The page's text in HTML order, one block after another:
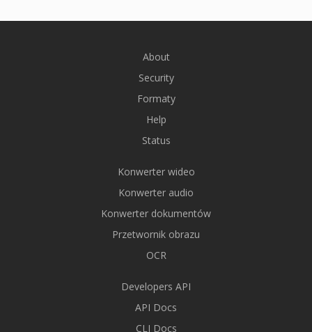
About
Security
Formaty
Help
Status
Konwerter wideo
Konwerter audio
Konwerter dokumentów
Przetwornik obrazu
OCR
Developers API
API Docs
CLI Docs